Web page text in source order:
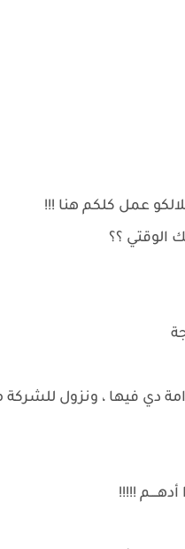
عمل كلكم هنا !!!
الوقتي ؟؟
دي فيها ، ونزول
!!!!!